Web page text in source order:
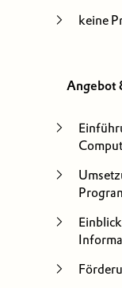
keine
Angebot